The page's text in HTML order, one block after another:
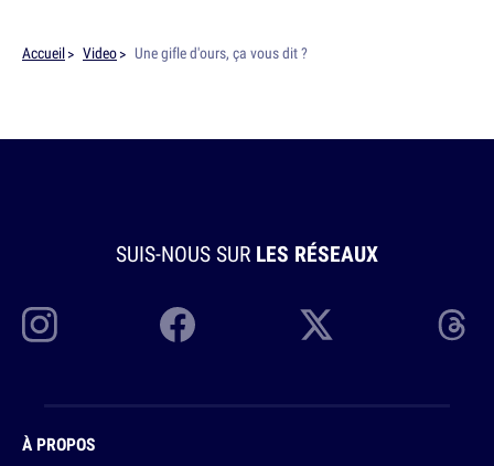
Accueil Video Une gifle d'ours, ça vous dit ?
SUIS-NOUS SUR LES RÉSEAUX
À PROPOS